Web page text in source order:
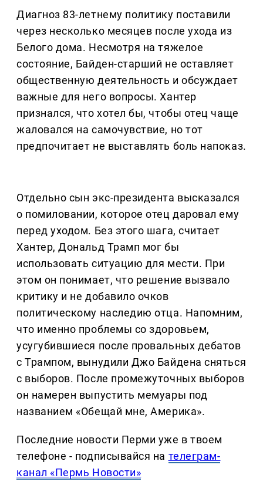
Диагноз 83-летнему политику поставили
через несколько месяцев после ухода из
Белого дома. Несмотря на тяжелое
состояние, Байден-старший не оставляет
общественную деятельность и обсуждает
важные для него вопросы. Хантер
признался, что хотел бы, чтобы отец чаще
жаловался на самочувствие, но тот
предпочитает не выставлять боль напоказ.
Отдельно сын экс-президента высказался
о помиловании, которое отец даровал ему
перед уходом. Без этого шага, считает
Хантер, Дональд Трамп мог бы
использовать ситуацию для мести. При
этом он понимает, что решение вызвало
критику и не добавило очков
политическому наследию отца. Напомним,
что именно проблемы со здоровьем,
усугубившиеся после провальных дебатов
с Трампом, вынудили Джо Байдена сняться
с выборов. После промежуточных выборов
он намерен выпустить мемуары под
названием «Обещай мне, Америка».
Последние новости Перми уже в твоем
телефоне - подписывайся на телеграм-
канал «Пермь Новости»